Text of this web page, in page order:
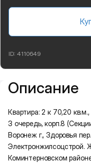
ID: 4110649
Подробная
Описание
Квартира: 2 к 70,20
3 очередь, корп.8
Воронеж г., Здоровья
Электронжилсоцстрой.
Коминтерновском